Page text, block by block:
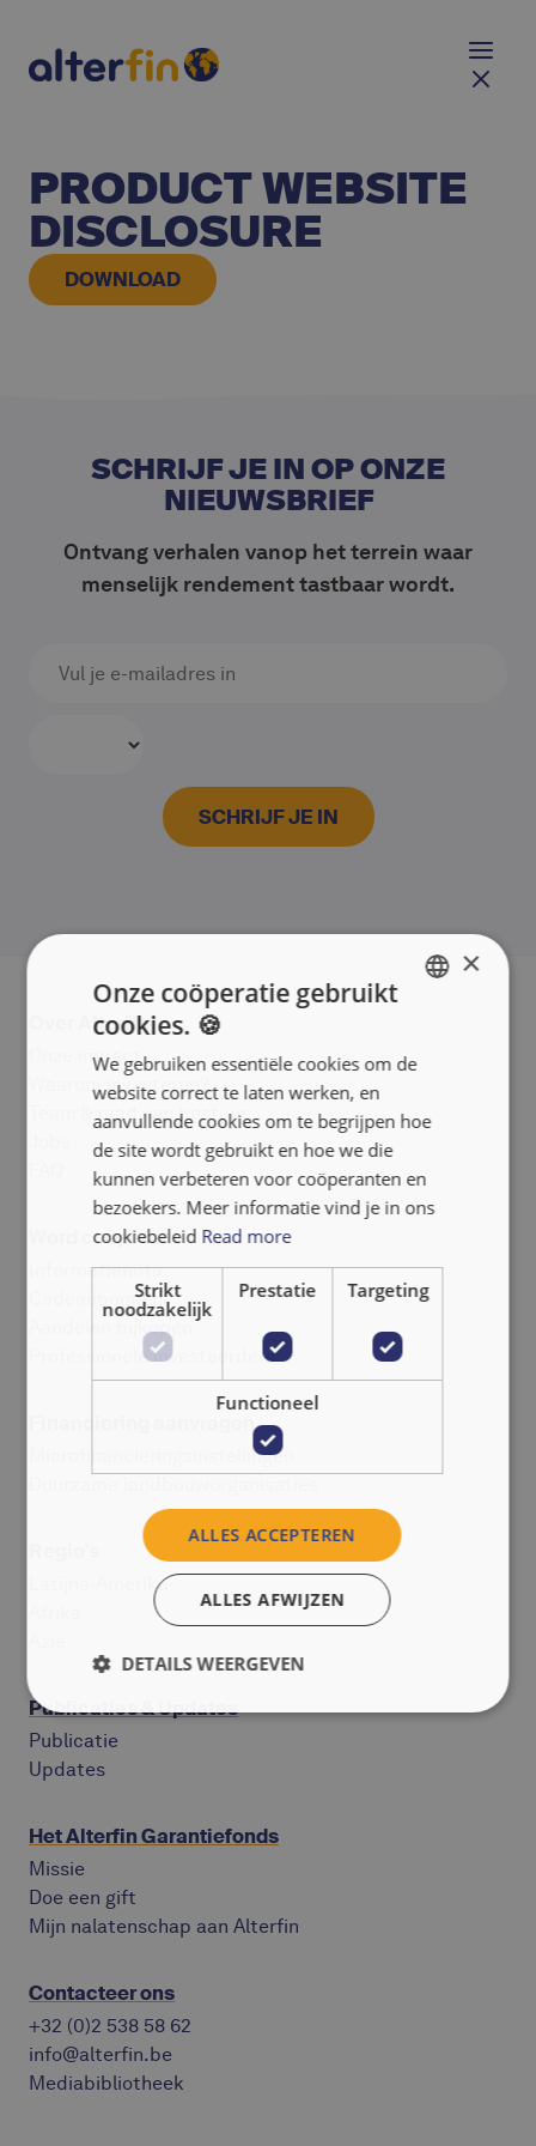
PRODUCT WEBSITE
DISCLOSURE
DOWNLOAD
SCHRIJF JE IN OP ONZE
NIEUWSBRIEF
Ontvang verhalen vanop het terrein waar
menselijk rendement tastbaar wordt.
Over Alterfin
Onze impact
Waarom investeren?
Team & raad van bestuur
Word coöperant
Informatienota
Cadeaubonnen
Aandelen bijkopen
Professionele investeerders
Financiering aanvragen
Microfinancieringsinstellingen
Latijns-Amerika
Publicaties & Updates
Publicatie
Updates
Het Alterfin Garantiefonds
Missie
Doe een gift
Mijn nalatenschap aan Alterfin
Contacteer ons
+32 (0)2 538 58 62
info@alterfin.be
Mediabibliotheek
FRANÇAIS
×
Onze coöperatie gebruikt
cookies. 🍪
We gebruiken essentiële cookies om de
website correct te laten werken, en
aanvullende cookies om te begrijpen hoe
de site wordt gebruikt en hoe we die
kunnen verbeteren voor coöperanten en
bezoekers. Meer informatie vind je in ons
cookiebeleid Read more
Strikt
noodzakelijk
Prestatie Targeting
Functioneel
ALLES ACCEPTEREN
ALLES AFWIJZEN
DETAILS WEERGEVEN